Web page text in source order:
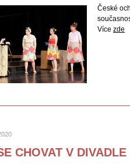
České
Více zde
CHOVAT V DIVADLE